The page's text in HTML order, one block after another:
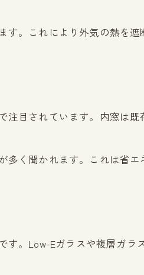
。これにより外気の熱を遮
目されています。内窓は
く聞かれます。これは省エ
。Low-Eガラスや複層ガラ